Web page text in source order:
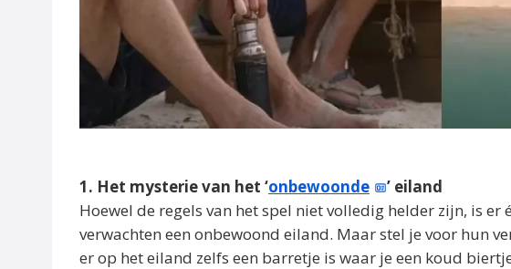
1. Het mysterie van het ‘onbewoonde
’ eiland
Hoewel de regels van het spel niet volledig helder zijn, is er
verwachten een onbewoond eiland. Maar stel je voor hun
er op het eiland zelfs een barretje is waar je een koud